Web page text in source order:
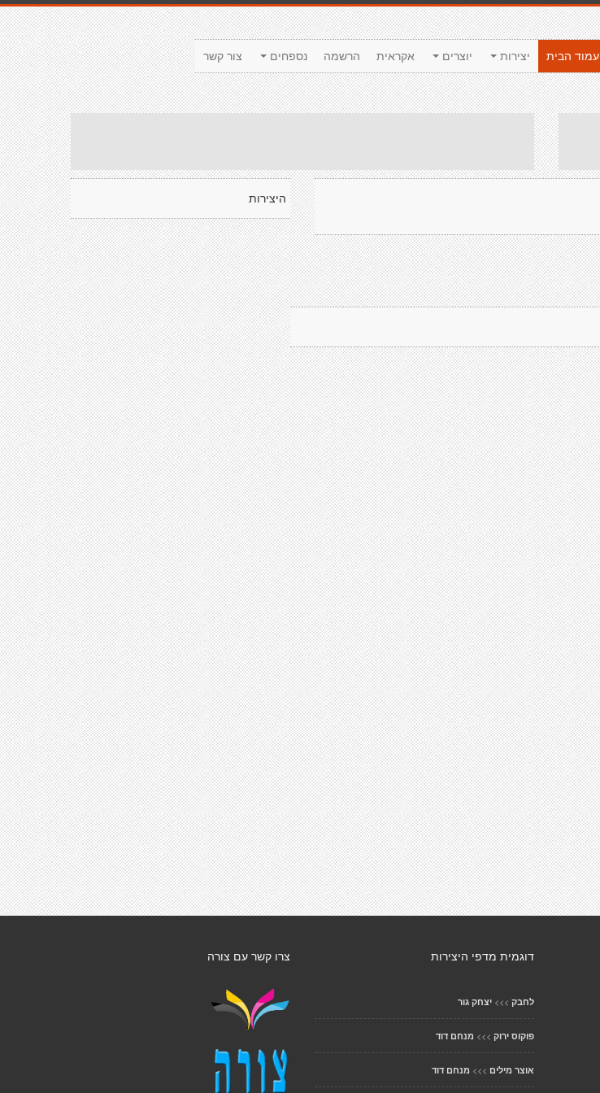
צור קשר נספחים הרשמה אקראית יוצרים יצירות
עמוד הבית
היצירות
צרו קשר עם צורה דוגמית מדפי היצירות
לחבק >>> יצחק גור
פוקוס ירוק >>> מנחם דוד
אוצר מילים >>> מנחם דוד